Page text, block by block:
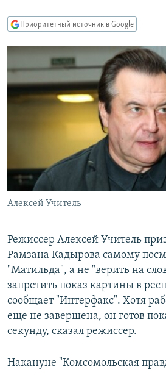
главной
навигации
Вернутся
поиску
IDEL.РЕАЛИИ
КАВКАЗ.РЕАЛИИ
СИБИРЬ.РЕАЛИИ
РАСПИСАНИЕ ВЕЩАНИЯ
ПОДПИШИТЕСЬ НА РАССЫЛКУ
СОЦИАЛЬНЫЕ СЕТИ
Все сайты РСЕ/РС
Приоритетный источник в Google
Алексей Учитель
Режиссер Алексей Учитель
Рамзана Кадырова самому
"Матильда", а не "верить на
запретить показ картины в
сообщает "Интерфакс". Хотя
еще не завершена, он готов
секунду, сказал режиссер.
Накануне "Комсомольская